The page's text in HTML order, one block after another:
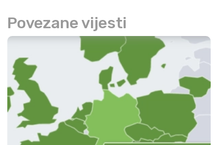
Povezane vijesti